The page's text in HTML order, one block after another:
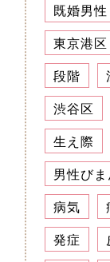
既婚男性
東京港区
段階
渋谷区
生え際
男性び
病気
発症